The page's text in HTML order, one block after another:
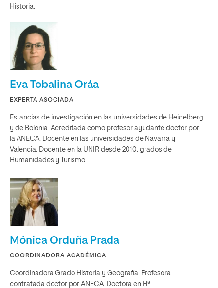
Historia.
Eva Tobalina Oráa
EXPERTA ASOCIADA
Estancias de investigación en las universidades de Heidelberg
y de Bolonia. Acreditada como profesor ayudante doctor por
la ANECA. Docente en las universidades de Navarra y
Valencia. Docente en la UNIR desde 2010: grados de
Humanidades y Turismo.
Mónica Orduña Prada
COORDINADORA ACADÉMICA
Coordinadora Grado Historia y Geografía. Profesora
contratada doctor por ANECA. Doctora en Hª